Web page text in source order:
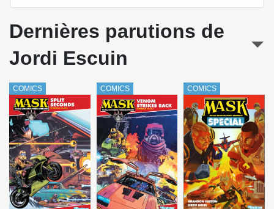
Dernières parutions de
Jordi Escuin
COMICS COMICS COMICS